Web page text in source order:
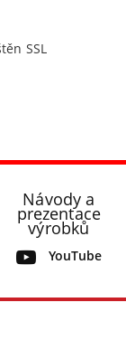
SSL
Návody a
prezentace
výrobků
YouTube